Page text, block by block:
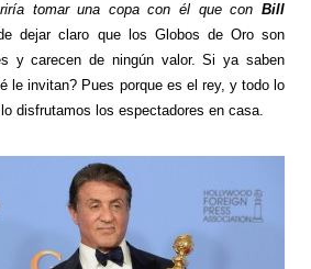
tomar una copa con él que conBill
dejar claro que los Globos de Oro son
y carecen de ningún valor. Si ya saben
le invitan? Pues porque es el rey, y todo lo
disfrutamos los espectadores en casa.